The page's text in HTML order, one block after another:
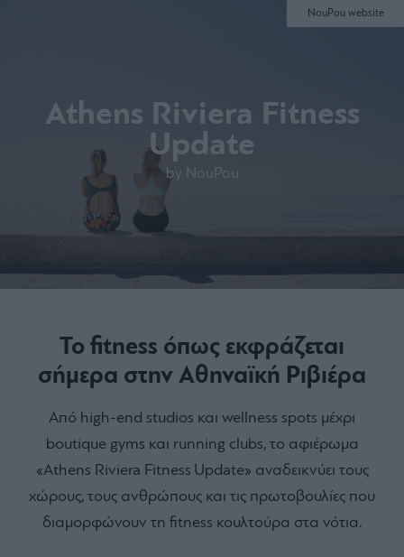
Athens Riviera Fitness
Update
by NouPou
NouPou website
Το fitness όπως εκφράζεται
σήµερα στην Αθηναϊκή Ριβιέρα
Από high-end studios και wellness spots µέχρι
boutique gyms και running clubs, το αφιέρωμα
«Athens Riviera Fitness Update» αναδεικνύει τους
χώρους, τους ανθρώπους και τις πρωτοβουλίες που
διαμορφώνουν τη fitness κουλτούρα στα νότια.